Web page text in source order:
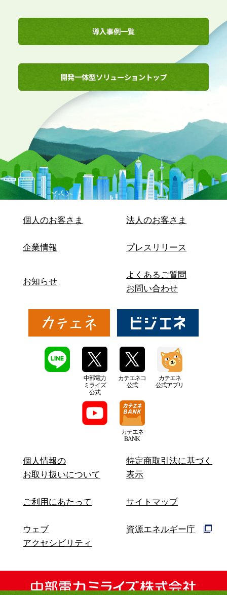
導入事例一覧
開発一体型ソリューショントップ
個人のお客さま 法人のお客さま
企業情報 プレスリリース
お知らせ
よくあるご質問
お問い合わせ
中部電力
ミライズ
公式
カテエネコ
公式
カテエネ
公式アプリ
カテエネ
BANK
個人情報の
お取り扱いについて
特定商取引法に基づく
表示
ご利用にあたって サイトマップ
ウェブ
アクセシビリティ
資源エネルギー庁